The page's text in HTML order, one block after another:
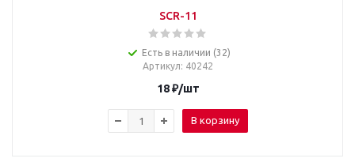
SCR-11
Есть в наличии (32)
Артикул: 40242
18₽/шт
В корзину